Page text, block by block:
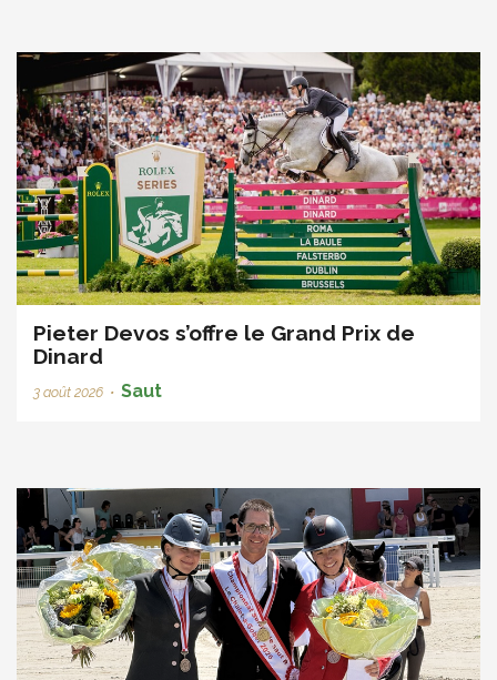
Pieter Devos s’offre le Grand Prix de
Dinard
3 août 2026 • Saut